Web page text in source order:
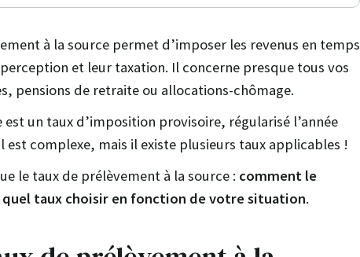
à la source permet d’imposer les revenus en temps
et leur taxation. Il concerne presque tous vos
pensions de retraite ou allocations-chômage.
un taux d’imposition provisoire, régularisé l’année
est complexe, mais il existe plusieurs taux applicables !
le taux de prélèvement à la source : comment le
taux choisir en fonction de votre situation.